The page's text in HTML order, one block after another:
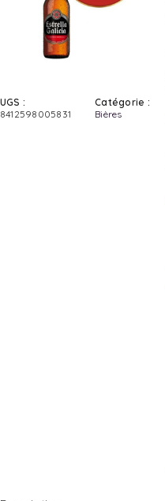
UGS :
8412598005831
Catégorie :
Bières